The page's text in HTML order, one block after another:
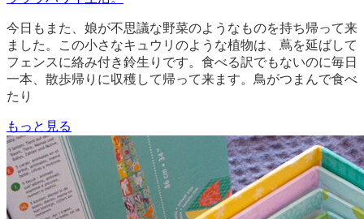
今日もまた、娘が不思議な野菜のようなものを持ち帰って来
ました。この小さなキュウリのような植物は、蔦を延ばして
フェンスに絡み付き鈴生りです。食べる訳でもないのに毎日
一本、散歩帰りに収穫して帰って来ます。鳥がつまんで食べ
たり
もっと見る